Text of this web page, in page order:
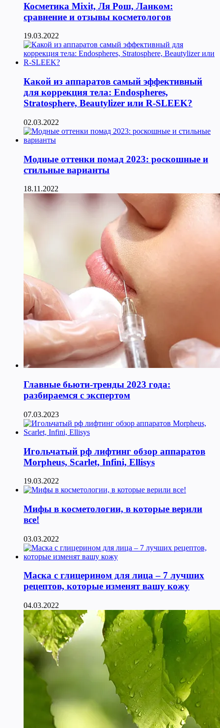
Косметика Мixit, Ля Рош, Ланком:
сравнение и отзывы косметологов
19.03.2022
Какой из аппаратов самый эффективный
для коррекция тела: Endospheres,
Stratosphere, Beautylizer или R-SLEEK?
02.03.2022
Модные оттенки помад 2023: роскошные и
стильные варианты
18.11.2022
Главные бьюти-тренды 2023 года:
разбираемся с экспертом
07.03.2023
Игольчатый рф лифтинг обзор аппаратов
Morpheus, Scarlet, Infini, Ellisys
19.03.2022
Мифы в косметологии, в которые верили
все!
03.03.2022
Маска с глицерином для лица – 7 лучших
рецептов, которые изменят вашу кожу
04.03.2022